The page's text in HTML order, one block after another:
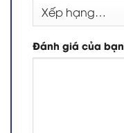
Đánh giá của bạn